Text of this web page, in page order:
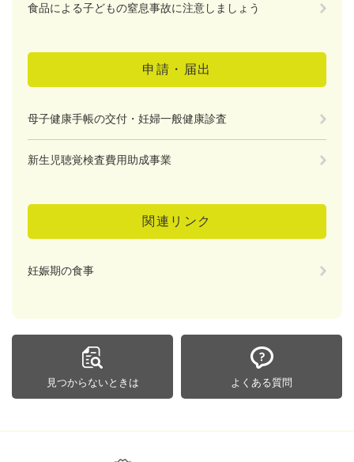
食品による子どもの窒息事故に注意しましょう
申請・届出
母子健康手帳の交付・妊婦一般健康診査
新生児聴覚検査費用助成事業
関連リンク
妊娠期の食事
見つからないときは よくある質問